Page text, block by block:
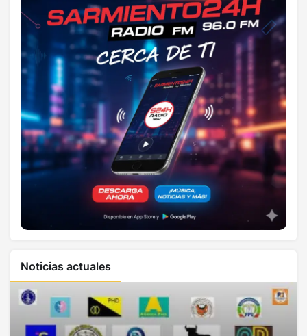
Noticias actuales